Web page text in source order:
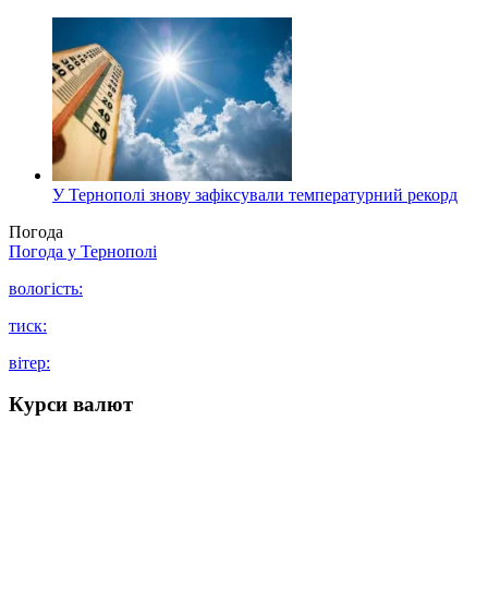
У Тернополі знову зафіксували температурний рекорд
Погода
Погода у Тернополі
вологість:
тиск:
вітер:
Курси валют